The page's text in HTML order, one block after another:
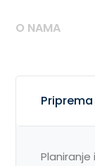
O NAMA